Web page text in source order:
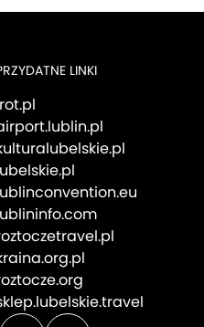
LINKI
lrot.pl
lubelskie.pl
lublinconvention.eu
lublininfo.com